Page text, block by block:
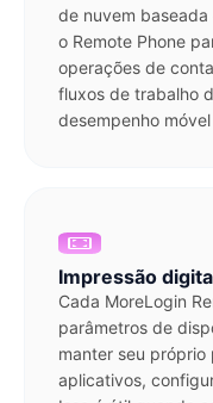
de nuvem baseada
o Remote Phone
operações de
fluxos de trabalho
desempenho
Impressão
Cada MoreLogin
parâmetros de
manter seu
aplicativos,